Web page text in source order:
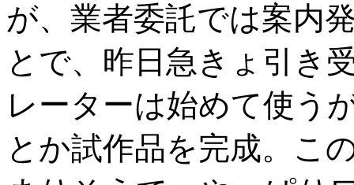
が、業者委託では案内
とで、昨日急きょ引き
レーターは始めて使う
とか試作品を完成。こ